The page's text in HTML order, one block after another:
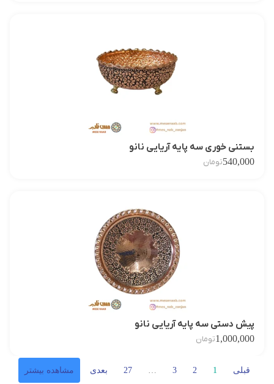
بستنی خوری سه پایه آریایی نانو
540,000تومان
پیش دستی سه پایه آریایی نانو
1,000,000تومان
قبلی 1
2
3
…
27 بعدی مشاهده بیشتر